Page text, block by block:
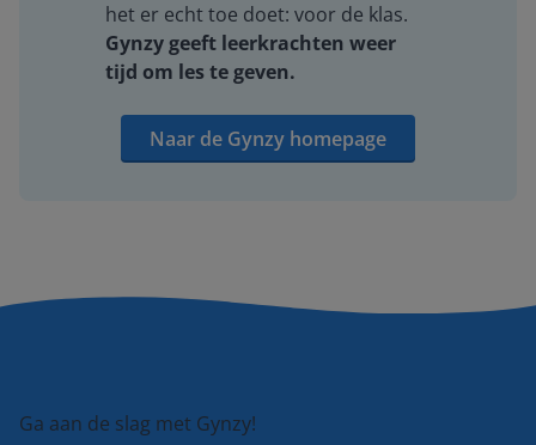
het er echt toe doet: voor de klas.
Gynzy geeft leerkrachten weer
tijd om les te geven.
Naar de Gynzy homepage
Ga aan de slag met Gynzy!